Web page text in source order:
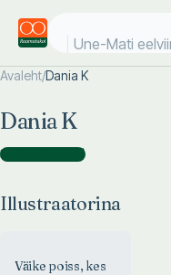
Une-Mati
Avaleht/Dania K
Dania K
Illustraatorina )
Illustraatorina
Väike poiss, kes